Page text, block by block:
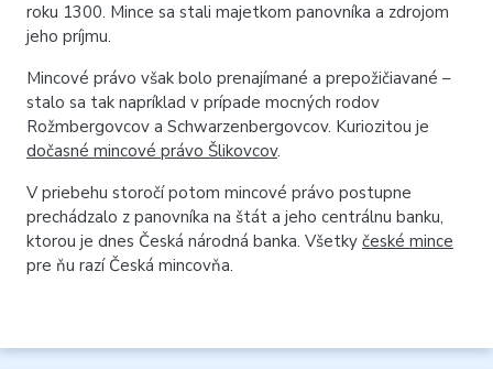
roku 1300. Mince sa stali majetkom panovníka a zdrojom
jeho príjmu.
Mincové právo však bolo prenajímané a prepožičiavané –
stalo sa tak napríklad v prípade mocných rodov
Rožmbergovcov a Schwarzenbergovcov. Kuriozitou je
dočasné mincové právo Šlikovcov.
V priebehu storočí potom mincové právo postupne
prechádzalo z panovníka na štát a jeho centrálnu banku,
ktorou je dnes Česká národná banka. Všetky české mince
pre ňu razí Česká mincovňa.